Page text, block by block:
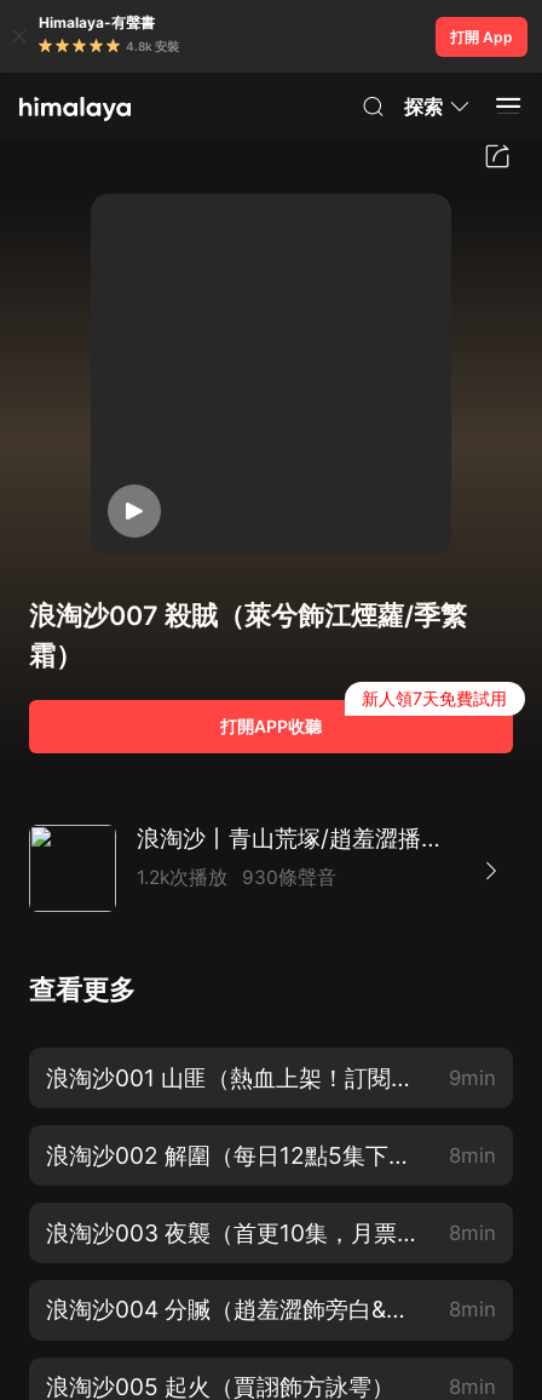
Himalaya-有聲書
4.8k 安裝
打開 App
探索
浪淘沙007 殺賊（萊兮飾江煙蘿/季繁
霜）
打開APP收聽
新人領7天免費試用
浪淘沙丨青山荒塚/趙羞澀播講丨古風武俠多人有聲劇
1.2k次播放 930條聲音
查看更多
浪淘沙001 山匪（熱血上架！訂閱點讚評論走起！） 9min
浪淘沙002 解圍（每日12點5集下飯！） 8min
浪淘沙003 夜襲（首更10集，月票票投起來！） 8min
浪淘沙004 分贓（趙羞澀飾旁白&薛弘碧/昭衍） 8min
浪淘沙005 起火（賈詡飾方詠雩） 8min